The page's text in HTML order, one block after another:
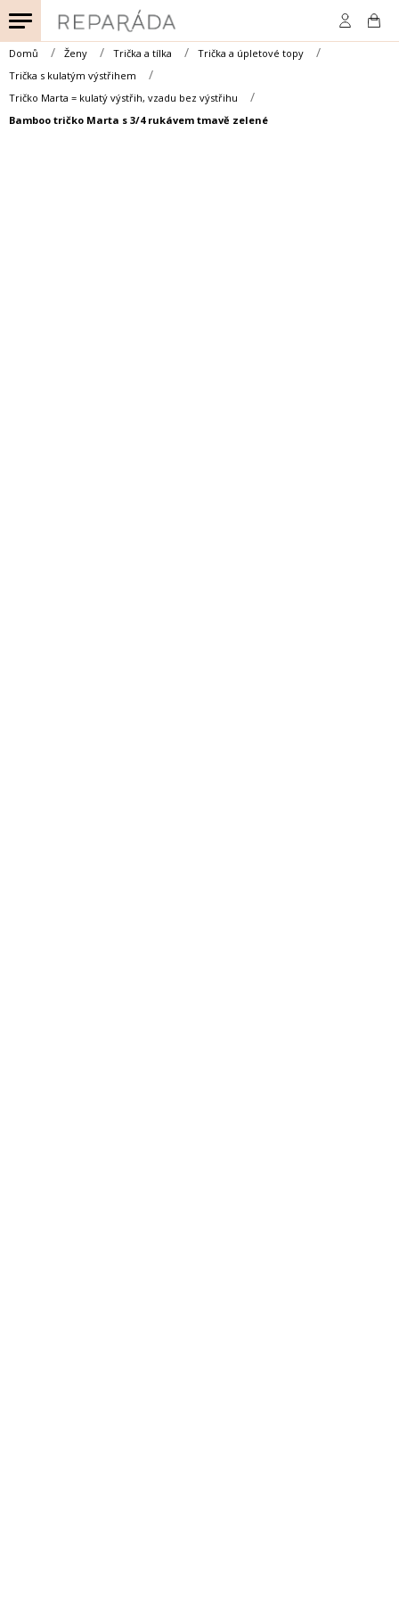
na
obsah
Domů Ženy Trička a tílka
Trička a úpletové topy
Trička s kulatým výstřihem
Tričko Marta = kulatý výstřih, vzadu bez výstřihu
Bamboo tričko Marta s 3/4 rukávem tmavě zelené